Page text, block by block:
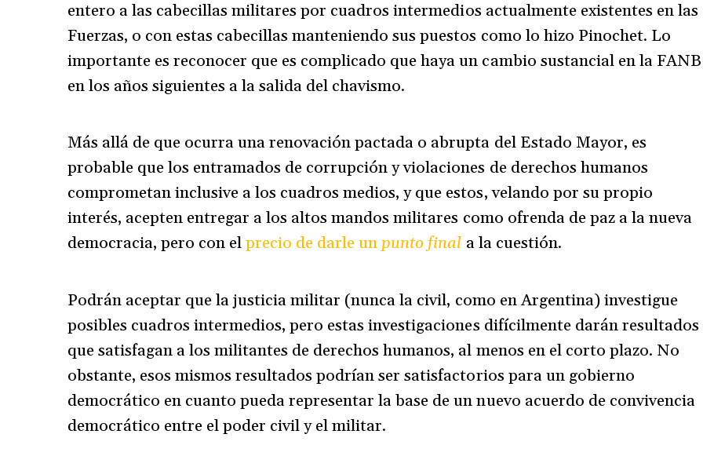
entero a las cabecillas militares por cuadros intermedios actualmente existentes en las
Fuerzas, o con estas cabecillas manteniendo sus puestos como lo hizo Pinochet. Lo
importante es reconocer que es complicado que haya un cambio sustancial en la FANB
en los años siguientes a la salida del chavismo.
Más allá de que ocurra una renovación pactada o abrupta del Estado Mayor, es
probable que los entramados de corrupción y violaciones de derechos humanos
comprometan inclusive a los cuadros medios, y que estos, velando por su propio
interés, acepten entregar a los altos mandos militares como ofrenda de paz a la nueva
democracia, pero con elprecio de darle un punto final a la cuestión.
Podrán aceptar que la justicia militar (nunca la civil, como en Argentina) investigue
posibles cuadros intermedios, pero estas investigaciones difícilmente darán resultados
que satisfagan a los militantes de derechos humanos, al menos en el corto plazo. No
obstante, esos mismos resultados podrían ser satisfactorios para un gobierno
democrático en cuanto pueda representar la base de un nuevo acuerdo de convivencia
democrático entre el poder civil y el militar.